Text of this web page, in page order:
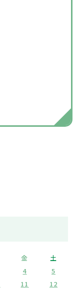
金 土
4
5
11
12